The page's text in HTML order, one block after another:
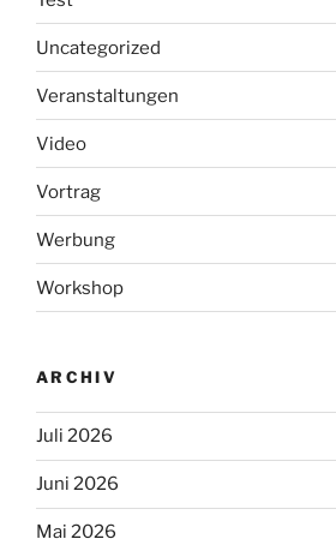
Uncategorized
Veranstaltungen
Video
Vortrag
Werbung
Workshop
ARCHIV
Juli 2026
Juni 2026
Mai 2026